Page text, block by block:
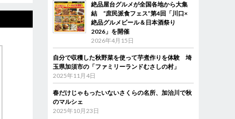
絶品屋台グルメが全国各地から大集
結 “庶民派食フェス”第4回「川口×
絶品グルメビール＆日本酒祭り
2026」を開催
2026年4月15日
自分で収穫した秋野菜を使って芋煮作りを体験 埼
玉県加須市の「ファミリーランドむさしの村」
2025年11月4日
春だけじゃもったいないさくらの名所、加治川で秋
のマルシェ
2025年10月23日